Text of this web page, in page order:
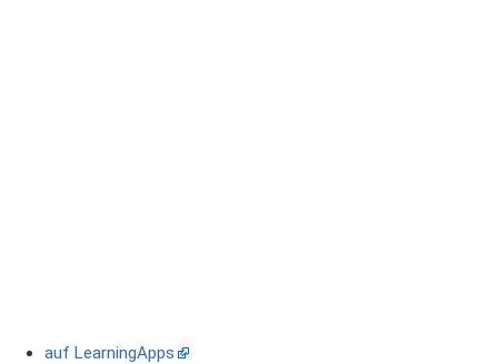
auf LearningApps